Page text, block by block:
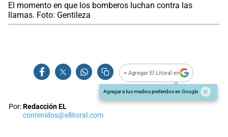
El momento en que los bomberos luchan contra las
llamas. Foto: Gentileza
+ Agregar El Litoral en
Agregar a tus medios preferidos en Google
Por:Redacción EL
contenidos@ellitoral.com